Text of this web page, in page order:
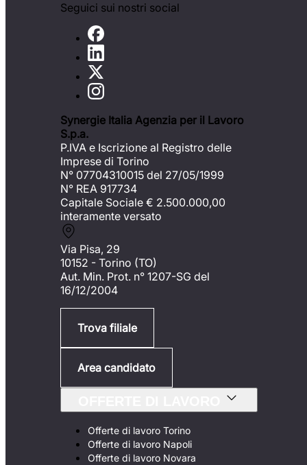
Seguici sui nostri social
Synergie Italia Agenzia per il Lavoro
S.p.a.
P.IVA e Iscrizione al Registro delle
Imprese di Torino
N° 07704310015 del 27/05/1999
N° REA 917734
Capitale Sociale € 2.500.000,00
interamente versato
Via Pisa, 29
10152 - Torino (TO)
Aut. Min. Prot. n° 1207-SG del
16/12/2004
Trova filiale
Area candidato
Offerte di lavoro Torino
Offerte di lavoro Napoli
Offerte di lavoro Novara